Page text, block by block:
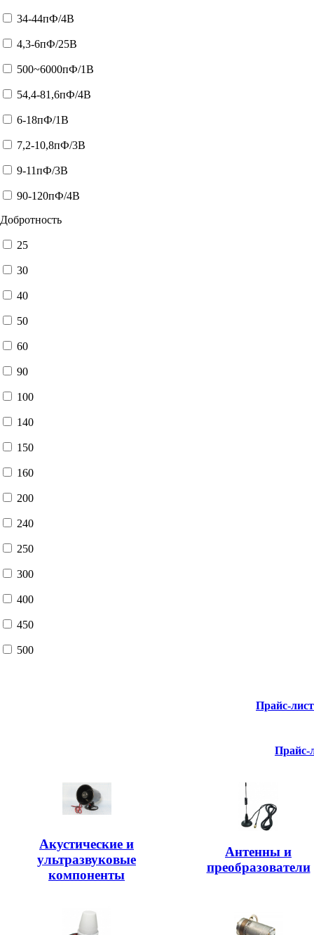
34-44пФ/4В
4,3-6пФ/25В
500~6000пФ/1В
54,4-81,6пФ/4В
6-18пФ/1В
7,2-10,8пФ/3В
9-11пФ/3В
90-120пФ/4В
Добротность
25
30
40
50
60
90
100
140
150
160
200
240
250
300
400
450
500
Прайс-
Прайс-
Акустические и
ультразвуковые
компоненты
Антенны и
преобразователи